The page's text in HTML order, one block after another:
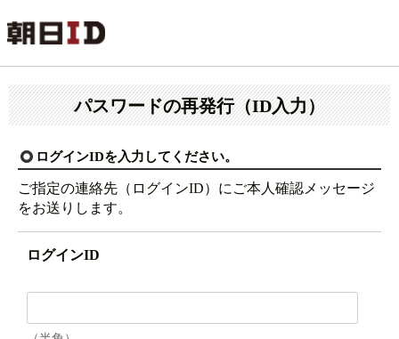
パスワードの再発行（ID入力）
ログインIDを入力してください。
ご指定の連絡先（ログインID）にご本人確認メッセージ
をお送りします。
ログインID